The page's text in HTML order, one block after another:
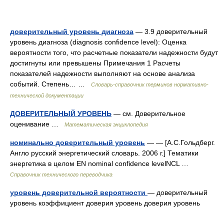
доверительный уровень диагноза — 3.9 доверительный
уровень диагноза (diagnosis confidence level): Оценка
вероятности того, что расчетные показатели надежности будут
достигнуты или превышены Примечания 1 Расчеты
показателей надежности выполняют на основе анализа
событий. Степень… …
Словарь-справочник терминов нормативно-
технической документации
ДОВЕРИТЕЛЬНЫЙ УРОВЕНЬ — см. Доверительное
оценивание …
Математическая энциклопедия
номинально доверительный уровень — — [А.С.Гольдберг.
Англо русский энергетический словарь. 2006 г.] Тематики
энергетика в целом EN nominal confidence levelNCL …
Справочник технического переводчика
уровень доверительной вероятности — доверительный
уровень коэффициент доверия уровень доверия уровень